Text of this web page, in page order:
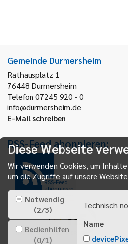
Gemeinde Durmersheim
Rathausplatz 1
76448 Durmersheim
Telefon 07245 920 - 0
info@durmersheim.de
E-Mail schreiben
RSS-Feed abonnieren:
RSS-Feed
abonnieren
Diese Webseite
Wir verwenden Cookies, um
um die Zugriffe auf unsere
Notwendig
(2/3)
Bedienhilfen
(0/1)
Technisch
Name